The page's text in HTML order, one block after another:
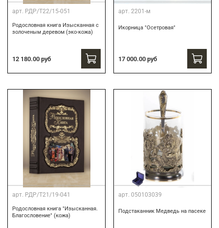
арт. РДР/Т22/15-051
Родословная книга Изысканная с
золоченым деревом (эко-кожа)
12 180.00 руб
арт. 2201-м
Икорница "Осетровая"
17 000.00 руб
арт. РДР/Т21/19-041
Родословная книга "Изысканная.
Благословение" (кожа)
арт. 050103039
Подстаканник Медведь на пасеке